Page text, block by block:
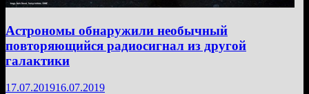
Астрономы обнаружили необычный
повторяющийся радиосигнал из другой
галактики
17.07.201916.07.2019